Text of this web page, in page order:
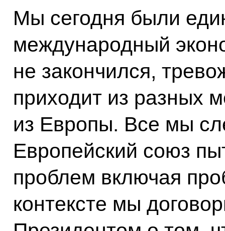
Мы сегодня были
международный
не закончился,
приходит из разных
из Европы. Все мы
Европейский союз
проблем включая
контексте мы